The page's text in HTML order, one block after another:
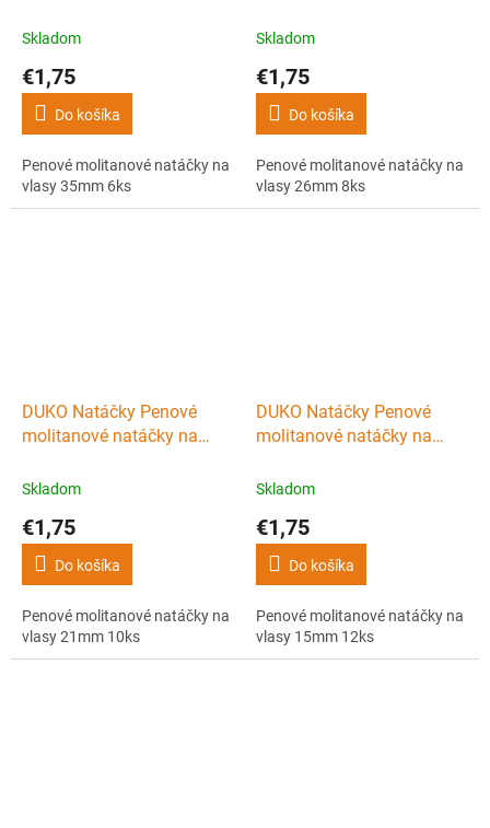
Skladom
€1,75
Do košíka
Penové molitanové natáčky na
vlasy 35mm 6ks
Skladom
€1,75
Do košíka
Penové molitanové natáčky na
vlasy 26mm 8ks
DUKO Natáčky Penové
molitanové natáčky na
Skladom
€1,75
Do košíka
Penové molitanové natáčky na
vlasy 21mm 10ks
DUKO Natáčky Penové
molitanové natáčky na
Skladom
€1,75
Do košíka
Penové molitanové natáčky na
vlasy 15mm 12ks